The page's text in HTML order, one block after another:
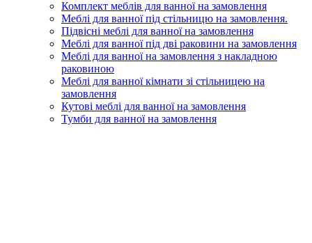
Комплект меблів для ванної на замовлення
Меблі для ванної під стільницю на замовлення.
Підвісні меблі для ванної на замовлення
Меблі для ванної під дві раковини на замовлення
Меблі для ванної на замовлення з накладною
раковиною
Меблі для ванної кімнати зі стільницею на
замовлення
Кутові меблі для ванної на замовлення
Тумби для ванної на замовлення